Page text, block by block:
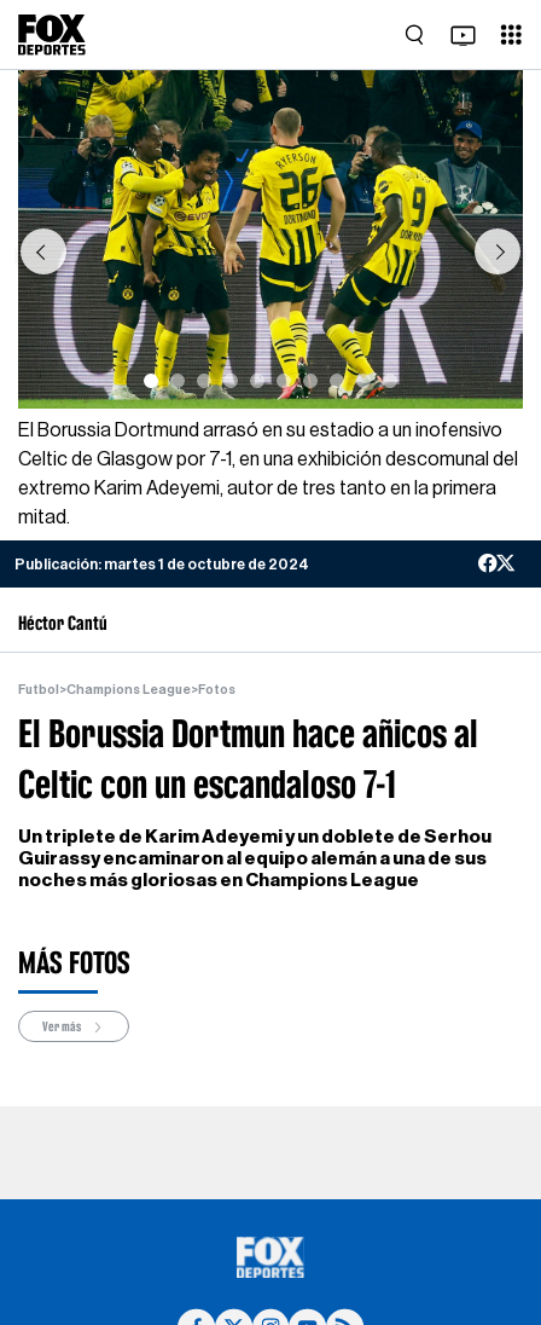
Previous Next
El Borussia Dortmund arrasó en su estadio a un inofensivo
Celtic de Glasgow por 7-1, en una exhibición descomunal del
extremo Karim Adeyemi, autor de tres tanto en la primera
mitad.
Publicación: martes 1 de octubre de 2024
Héctor Cantú
Futbol >Champions League>Fotos
El Borussia Dortmun hace añicos al
Celtic con un escandaloso 7-1
Un triplete de Karim Adeyemi y un doblete de Serhou
Guirassy encaminaron al equipo alemán a una de sus
noches más gloriosas en Champions League
MÁS FOTOS
Ver más